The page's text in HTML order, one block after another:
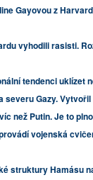
Gayovou z
vyhodili rasisti.
tendenci uklízet
severu Gazy.
než Putin. Je to
vojenská
struktury Hamásu